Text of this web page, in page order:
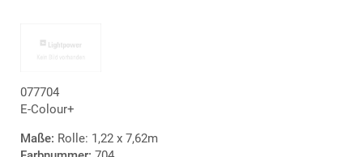
077704
E-Colour+
Maße: Rolle: 1,22 x 7,62m